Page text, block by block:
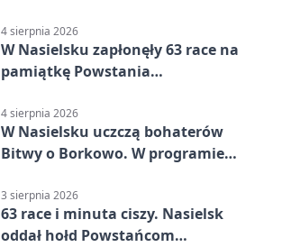
4 sierpnia 2026
W Nasielsku zapłonęły 63 race na
pamiątkę Powstania
4 sierpnia 2026
W Nasielsku uczczą bohaterów
Bitwy o Borkowo. W programie
3 sierpnia 2026
63 race i minuta ciszy. Nasielsk
oddał hołd Powstańcom